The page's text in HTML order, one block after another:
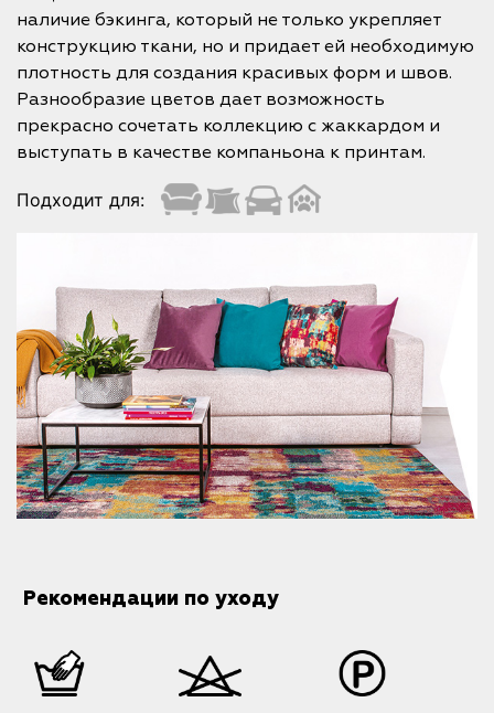
наличие бэкинга, который не только укрепляет
конструкцию ткани, но и придает ей необходимую
плотность для создания красивых форм и швов.
Разнообразие цветов дает возможность
прекрасно сочетать коллекцию с жаккардом и
выступать в качестве компаньона к принтам.
Подходит для:
Рекомендации по уходу